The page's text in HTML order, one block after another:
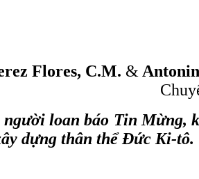
Flores, C.M. &
loan báo Tin Mừng,
dựng thân thể Đức Ki-tô.